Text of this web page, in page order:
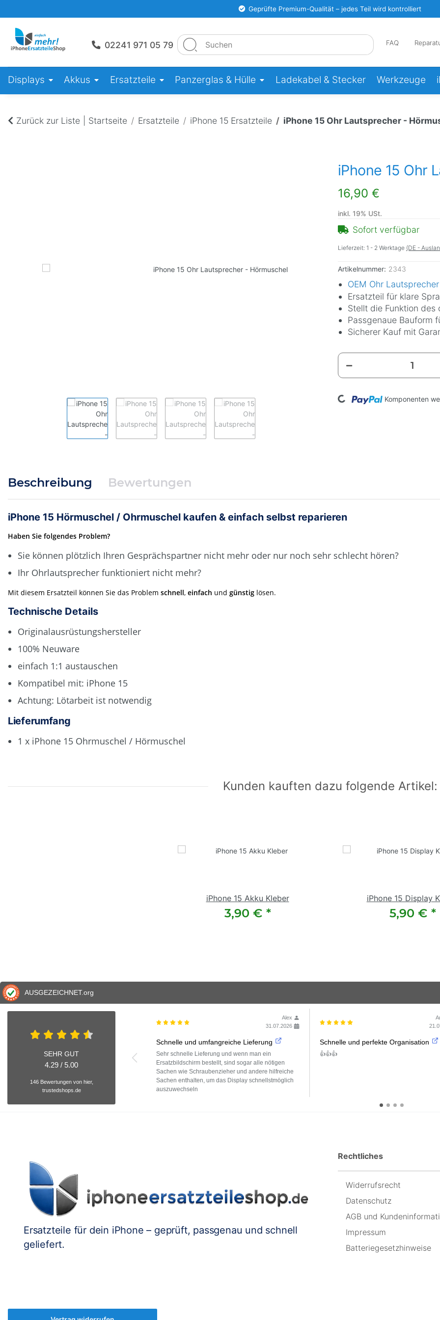
Geprüfte Premium-Qualität – jedes Teil wird kontrolliert
02241 971 05 79 FAQ
Displays Akkus Ersatzteile Panzerglas & Hülle Ladekabel & Stecker Werkzeuge
Zurück zur Liste Startseite Ersatzteile iPhone 15 Ersatzteile iPhone 15 Ohr Lautsprecher -
iPhone 15 Ohr
16,90 €
inkl. 19% USt.
Sofort verfügbar
Lieferzeit: 1 - 2 Werktage (DE -
Artikelnummer: 2343
OEM Ohr
Ersatzteil für klare
Stellt die Funktion
Passgenaue Bauform
Sicherer Kauf mit
Loading... Komponenten
Beschreibung Bewertungen
iPhone 15 Hörmuschel / Ohrmuschel kaufen & einfach selbst reparieren
Haben Sie folgendes Problem?
Sie können plötzlich Ihren Gesprächspartner nicht mehr oder nur noch sehr schlecht hören?
Ihr Ohrlautsprecher funktioniert nicht mehr?
Mit diesem Ersatzteil können Sie das Problem schnell, einfach und günstig lösen.
Technische Details
Originalausrüstungshersteller
100% Neuware
einfach 1:1 austauschen
Kompatibel mit: iPhone 15
Achtung: Lötarbeit ist notwendig
Lieferumfang
1 x iPhone 15 Ohrmuschel / Hörmuschel
Kunden kauften dazu folgende Artikel:
iPhone 15 Akku Kleber
3,90 € *
iPhone 15 Display
5,90 € *
AUSGEZEICHNET.org
SEHR GUT
4.29 / 5.00
146 Bewertungen von hier,
trustedshops.de
Alex
31.07.2026
Schnelle und umfangreiche Lieferung
Sehr schnelle Lieferung und wenn man ein
Ersatzbildschirm bestellt, sind sogar alle nötigen
Sachen wie Schraubenzieher und andere hilfreiche
Sachen enthalten, um das Display schnellstmöglich
auszuwechseln
Schnelle und perfekte Organisation
👍👍👍
Ersatzteile für dein iPhone – geprüft, passgenau und schnell
geliefert.
Rechtliches
Widerrufsrecht
Datenschutz
AGB und
Impressum
Batteriegesetzhinweise